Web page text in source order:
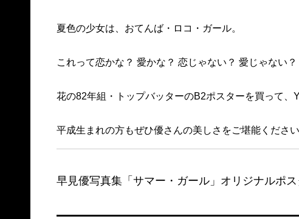
夏色の少女は、おてんば・ロコ・ガール。
これって恋かな？ 愛かな？ 恋じゃない？ 愛じゃない？
花の82年組・トップバッターのB2ポスターを買って
平成生まれの方もぜひ優さんの美しさをご堪能ください
早見優写真集「サマー・ガール」オリジナルポス